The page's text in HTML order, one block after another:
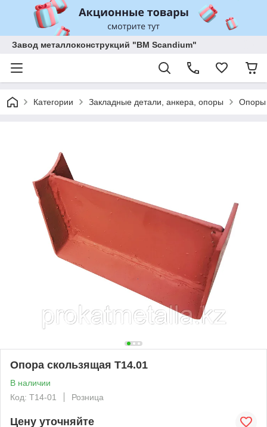
Завод металлоконструкций "BM Scandium"
Категории Закладные детали, анкера, опоры Опоры
Опора скользящая Т14.01
В наличии
Код: T14-01
Розница
Цену уточняйте